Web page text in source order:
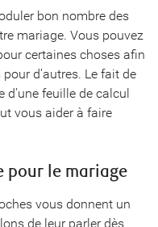
bon nombre des
mariage. Vous pouvez
certaines choses afin
d’autres. Le fait de
d’une feuille de calcul
vous aider à faire
pour le mariage
vous donnent un
de leur parler dès